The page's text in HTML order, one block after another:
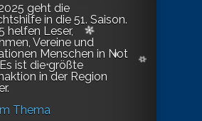
geht die
in die 51. Saison.
helfen Leser,
Vereine und
Menschen in Not
ist die größte
in der Region
Thema